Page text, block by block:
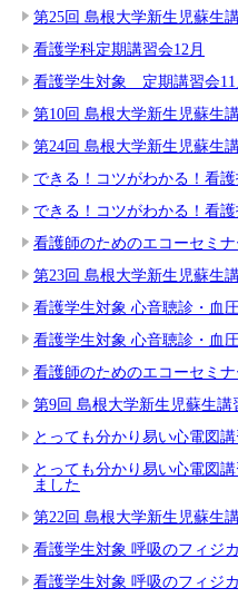
第25回 島根大学新生児蘇生
看護学科定期講習会12月
看護学生対象 定期講習会11
第10回 島根大学新生児蘇生
第24回 島根大学新生児蘇生
できる！コツがわかる！看
できる！コツがわかる！看
看護師のためのエコーセミ
第23回 島根大学新生児蘇生
看護学生対象 心音聴診・血
看護学生対象 心音聴診・血
看護師のためのエコーセミ
第9回 島根大学新生児蘇生講
とっても分かり易い心電図
とっても分かり易い心電図
ました
第22回 島根大学新生児蘇生
看護学生対象 呼吸のフィジ
看護学生対象 呼吸のフィジ